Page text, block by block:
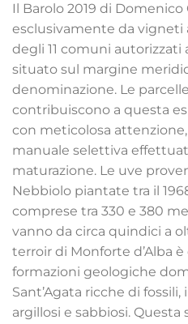
Il Barolo 2019 di
esclusivamente da vigneti
degli 11 comuni autorizzati
situato sul margine
denominazione. Le
contribuiscono a questa
con meticolosa
manuale selettiva
maturazione. Le uve
Nebbiolo piantate tra il
comprese tra 330 e 380
vanno da circa quindici a
terroir di Monforte d’Alba
formazioni geologiche
Sant’Agata ricche di
argillosi e sabbiosi.